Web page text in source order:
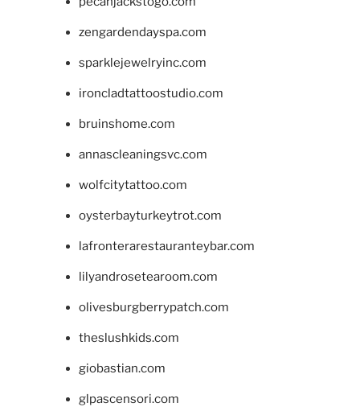
zengardendayspa.com
sparklejewelryinc.com
ironcladtattoostudio.com
bruinshome.com
annascleaningsvc.com
wolfcitytattoo.com
oysterbayturkeytrot.com
lafronterarestauranteybar.com
lilyandrosetearoom.com
olivesburgberrypatch.com
theslushkids.com
giobastian.com
glpascensori.com